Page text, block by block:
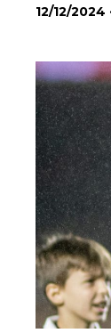
12/12/2024